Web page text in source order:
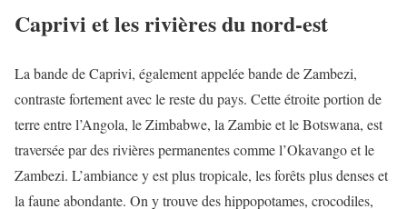
Caprivi et les rivières du nord-est
La bande de Caprivi, également appelée bande de Zambezi,
contraste fortement avec le reste du pays. Cette étroite portion de
terre entre l’Angola, le Zimbabwe, la Zambie et le Botswana, est
traversée par des rivières permanentes comme l’Okavango et le
Zambezi. L’ambiance y est plus tropicale, les forêts plus denses et
la faune abondante. On y trouve des hippopotames, crocodiles,